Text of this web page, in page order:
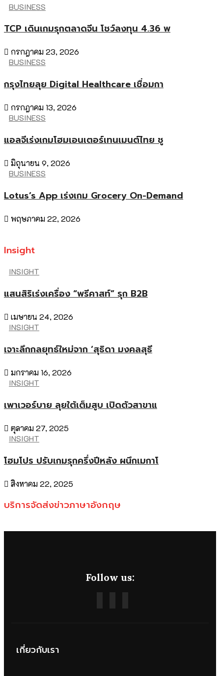
BUSINESS
TCP เดินเกมรุกตลาดจีน โชว์ลงทุน 4.36 พ
กรกฎาคม 23, 2026
BUSINESS
กรุงไทยลุย Digital Healthcare เชื่อมกา
กรกฎาคม 13, 2026
BUSINESS
แอลจีเร่งเกมโฮมเอนเตอร์เทนเมนต์ไทย ชู
มิถุนายน 9, 2026
BUSINESS
Lotus’s App เร่งเกม Grocery On-Demand
พฤษภาคม 22, 2026
Insight
INSIGHT
แสนสิริเร่งเครื่อง “พรีคาสท์” รุก B2B
เมษายน 24, 2026
INSIGHT
เจาะลึกกลยุทธ์ใหม่จาก ‘สุธิดา มงคลสุธี
มกราคม 16, 2026
INSIGHT
เพาเวอร์บาย ลุยใต้เต็มสูบ เปิดตัวสาขาแ
ตุลาคม 27, 2025
INSIGHT
โฮมโปร ปรับเกมรุกครึ่งปีหลัง ผนึกเมกาโ
สิงหาคม 22, 2025
บริการจัดส่งข่าวภาษาอังกฤษ
Follow us:
เกี่ยวกับเรา